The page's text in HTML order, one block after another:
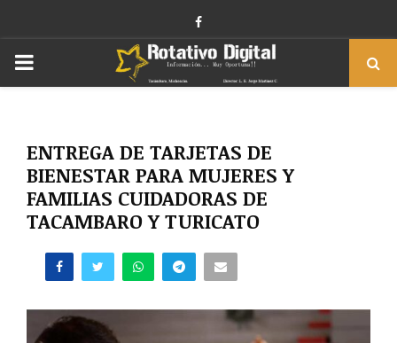
Facebook
PRIMARY
ENTREGA DE TARJETAS DE
BIENESTAR PARA MUJERES Y
FAMILIAS CUIDADORAS DE
TACAMBARO Y TURICATO